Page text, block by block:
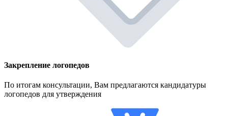
Закрепление логопедов
По итогам консультации, Вам предлагаются кандидатуры
логопедов для утверждения